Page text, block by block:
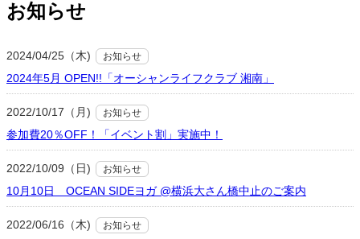
お知らせ
2024/04/25（木) お知らせ
2024年5月 OPEN!!「オーシャンライフクラブ 湘南」
2022/10/17（月) お知らせ
参加費20％OFF！「イベント割」実施中！
2022/10/09（日) お知らせ
10月10日 OCEAN SIDEヨガ @横浜大さん橋中止のご案内
2022/06/16（木) お知らせ